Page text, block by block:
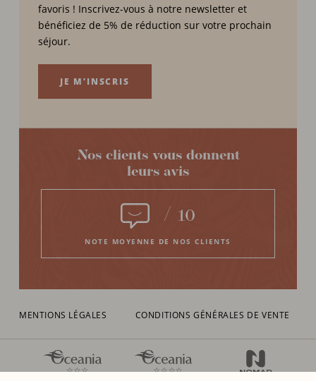
favoris ! Inscrivez-vous à notre newsletter et
bénéficiez de 5% de réduction sur votre prochain
séjour.
JE M’INSCRIS
Nos clients vous donnent
leurs avis
/ 10
NOTE MOYENNE DE NOS CLIENTS
MENTIONS LÉGALES CONDITIONS GÉNÉRALES DE VENTE